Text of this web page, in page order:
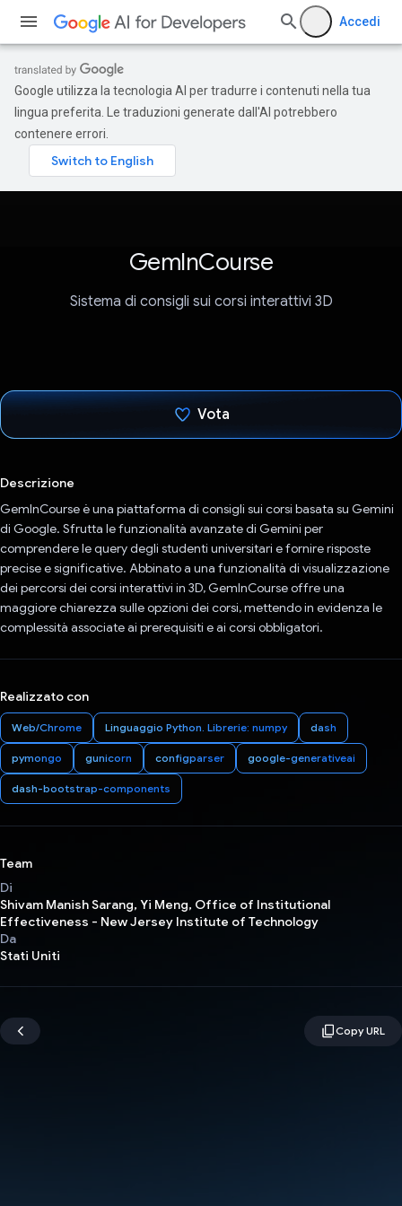
Accedi
Google utilizza la tecnologia AI per tradurre i contenuti nella tua
lingua preferita. Le traduzioni generate dall'AI potrebbero
contenere errori.
GemInCourse
Sistema di consigli sui corsi interattivi 3D
Vota
Descrizione
GemInCourse è una piattaforma di consigli sui corsi basata su Gemini
di Google. Sfrutta le funzionalità avanzate di Gemini per
comprendere le query degli studenti universitari e fornire risposte
precise e significative. Abbinato a una funzionalità di visualizzazione
dei percorsi dei corsi interattivi in 3D, GemInCourse offre una
maggiore chiarezza sulle opzioni dei corsi, mettendo in evidenza le
complessità associate ai prerequisiti e ai corsi obbligatori.
Realizzato con
Web/Chrome Linguaggio Python. Librerie: numpy dash
pymongo gunicorn configparser google-generativeai
dash-bootstrap-components
Team
Di
Shivam Manish Sarang, Yi Meng, Office of Institutional
Effectiveness - New Jersey Institute of Technology
Da
Stati Uniti